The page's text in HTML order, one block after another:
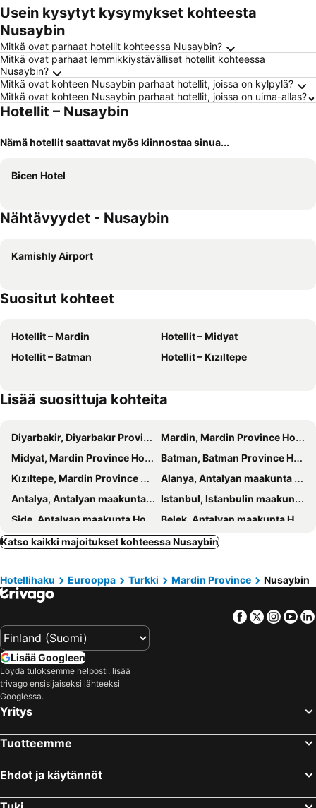
Usein kysytyt kysymykset kohteesta
Nusaybin
Mitkä ovat parhaat hotellit kohteessa Nusaybin?
Mitkä ovat parhaat lemmikkiystävälliset hotellit kohteessa
Nusaybin?
Mitkä ovat kohteen Nusaybin parhaat hotellit, joissa on kylpylä?
Mitkä ovat kohteen Nusaybin parhaat hotellit, joissa on uima-allas?
Hotellit – Nusaybin
Nämä hotellit saattavat myös kiinnostaa sinua...
Bicen Hotel
Nähtävyydet - Nusaybin
Kamishly Airport
Suositut kohteet
Hotellit – Mardin
Hotellit – Midyat
Hotellit – Batman
Hotellit – Kızıltepe
Lisää suosittuja kohteita
Diyarbakir, Diyarbakır Province Hotellit
Mardin, Mardin Province Hotellit
Midyat, Mardin Province Hotellit
Batman, Batman Province Hotellit
Kızıltepe, Mardin Province Hotellit
Alanya, Antalyan maakunta Hotellit
Antalya, Antalyan maakunta Hotellit
Istanbul, Istanbulin maakunta Hotellit
Side, Antalyan maakunta Hotellit
Belek, Antalyan maakunta Hotellit
Marmaris, Mugla Province Hotellit
Kemer, Antalyan maakunta Hotellit
Katso kaikki majoitukset kohteessa Nusaybin
Hotellihaku Eurooppa Turkki Mardin Province Nusaybin
Facebook
Twitter
Lisää Googleen
Löydä tuloksemme helposti: lisää
trivago ensisijaiseksi lähteeksi
Googlessa.
Yritys
Tuotteemme
Ehdot ja käytännöt